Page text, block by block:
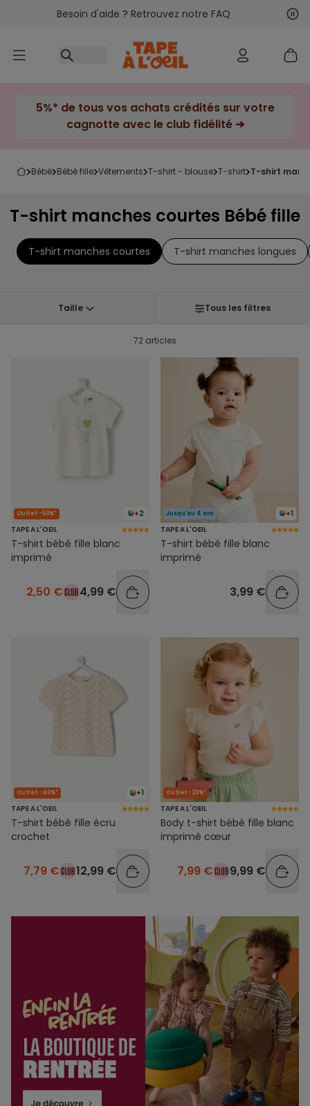
Accéder au contenu
Besoin d'aide ? Retrouvez notre FAQ
5%* de tous vos achats crédités sur votre
cagnotte avec le club fidélité ➔
bébé bébé fille vêtements t-shirt - blouse t-shirt t-shirt
T-shirt manches courtes Bébé fille
T-shirt manches courtes T-shirt manches longues
Taille Tous les filtres
72 articles
+2
Outlet -50%*
TAPE A L'OEIL
T-shirt bébé fille blanc
imprimé
2,50 € 4,99 €
+1
Jusqu'au 4 ans
TAPE A L'OEIL
T-shirt bébé fille blanc
imprimé
3,99 €
+1
Outlet -40%*
TAPE A L'OEIL
T-shirt bébé fille écru
crochet
7,79 € 12,99 €
Outlet -20%*
TAPE A L'OEIL
Body t-shirt bébé fille blanc
imprimé cœur
7,99 € 9,99 €